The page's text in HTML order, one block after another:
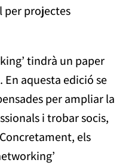
per projectes
tindrà un paper
aquesta edició se
per ampliar la
i trobar socis,
els